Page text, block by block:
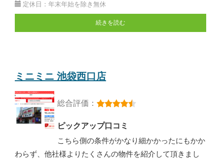
定休日：年末年始を除き無休
続きを読む
ミニミニ 池袋西口店
総合評価：
ピックアップ口コミ
こちら側の条件がかなり細かかったにもかか
わらず、他社様よりたくさんの物件を紹介して頂きまし